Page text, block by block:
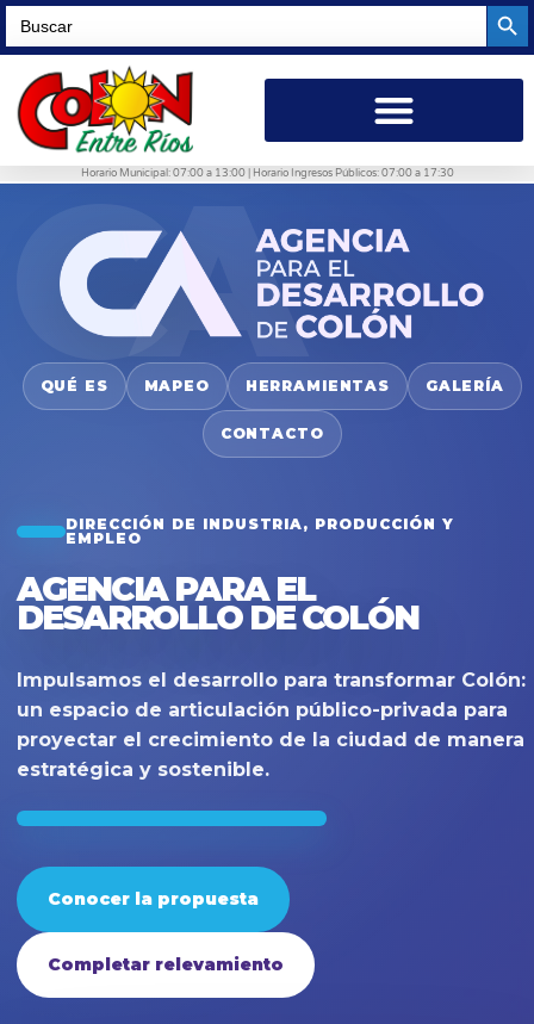
Search
for:
Horario Municipal: 07:00 a 13:00 | Horario Ingresos Públicos: 07:00 a 17:30
QUÉ ES MAPEO HERRAMIENTAS GALERÍA
CONTACTO
DIRECCIÓN DE INDUSTRIA, PRODUCCIÓN Y
EMPLEO
AGENCIA PARA EL
DESARROLLO DE COLÓN
Impulsamos el desarrollo para transformar Colón:
un espacio de articulación público-privada para
proyectar el crecimiento de la ciudad de manera
estratégica y sostenible.
Conocer la propuesta
Completar relevamiento